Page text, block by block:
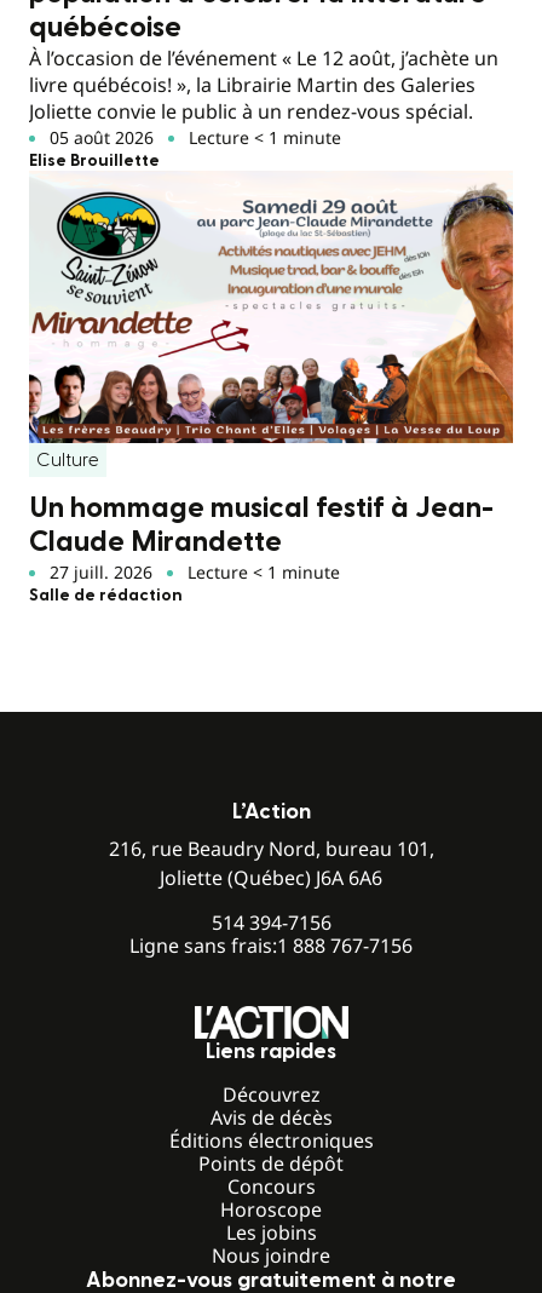
québécoise
À l’occasion de l’événement « Le 12 août, j’achète un
livre québécois! », la Librairie Martin des Galeries
Joliette convie le public à un rendez-vous spécial.
05 août 2026 Lecture < 1 minute
Elise Brouillette
Culture
Un hommage musical festif à Jean-
Claude Mirandette
27 juill. 2026 Lecture < 1 minute
Salle de rédaction
L’Action
216, rue Beaudry Nord, bureau 101,
Joliette (Québec) J6A 6A6
514 394-7156
Ligne sans frais:1 888 767-7156
Liens rapides
Découvrez
Avis de décès
Éditions électroniques
Points de dépôt
Concours
Horoscope
Les jobins
Nous joindre
Abonnez-vous gratuitement à notre